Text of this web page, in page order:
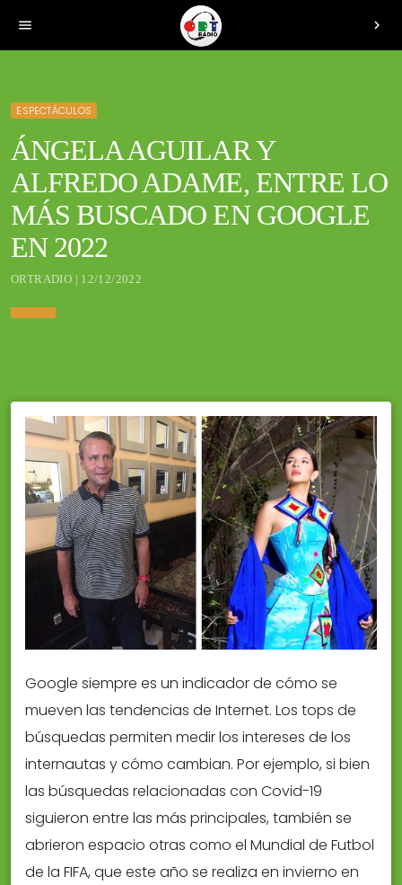
menu chevron_right
ESPECTÁCULOS
ÁNGELA AGUILAR Y
ALFREDO ADAME, ENTRE LO
MÁS BUSCADO EN GOOGLE
EN 2022
ORTRADIO | 12/12/2022
Google siempre es un indicador de cómo se
mueven las tendencias de Internet. Los tops de
búsquedas permiten medir los intereses de los
internautas y cómo cambian. Por ejemplo, si bien
las búsquedas relacionadas con Covid-19
siguieron entre las más principales, también se
abrieron espacio otras como el Mundial de Futbol
de la FIFA, que este año se realiza en invierno en